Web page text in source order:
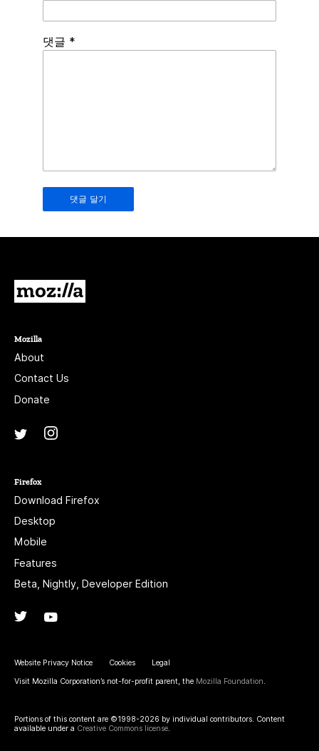
Spamming
should
leave
댓글 *
Mozilla
About
Contact Us
Donate
Twitter
Firefox
Download Firefox
Desktop
Mobile
Features
Beta, Nightly, Developer Edition
Twitter
Website Privacy Notice Cookies Legal
Visit Mozilla Corporation’s not-for-profit parent, the Mozilla Foundation.
Portions of this content are ©1998-2026 by individual contributors. Content
available under a Creative Commons license.